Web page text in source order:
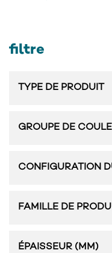
filtre
TYPE DE PRODUIT
GROUPE DE
CONFIGURATION
FAMILLE DE
ÉPAISSEUR (MM)